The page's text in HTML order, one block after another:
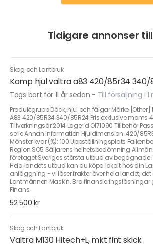
Tidigare annonser
Skog och Lantbruk
Komp hjul valtra a83 420/85r34
Togs bort för 11 år sedan - Till försäljning i
Produktgrupp Däck, hjul och fälgar Märke [Other]
A83 420/85R34 340/85R24 Pris exklusive moms
Tillverkningsår 2014 Lagerid OI71090 Tillbehör
serie Annan information Hjuldimension: 420/
Mönster kvar (%): 100 Uppställningsplats
Region SO5 Säljarens helhetsbedömning
företaget Sveriges största utbud av begagnade
Hela landets utbud kan du köpa lokalt hos din
anläggning - vi löser frakter över hela landet,
Lantmännen Maskin. Bra
Finans.
52 500 kr
Skog och Lantbruk
Valtra M130 Hitech+L, mkt fint skick